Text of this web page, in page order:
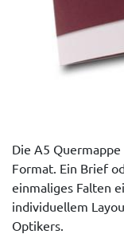
Die A5
Format. Ein Brief
einmaliges Falten
individuellem
Optikers.